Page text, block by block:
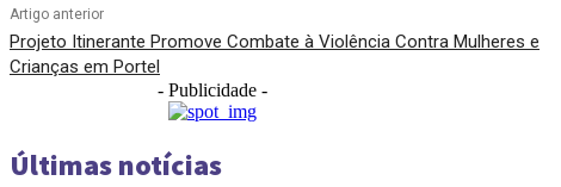
Artigo anterior
Projeto Itinerante Promove Combate à Violência Contra Mulheres e
Crianças em Portel
- Publicidade -
Últimas notícias